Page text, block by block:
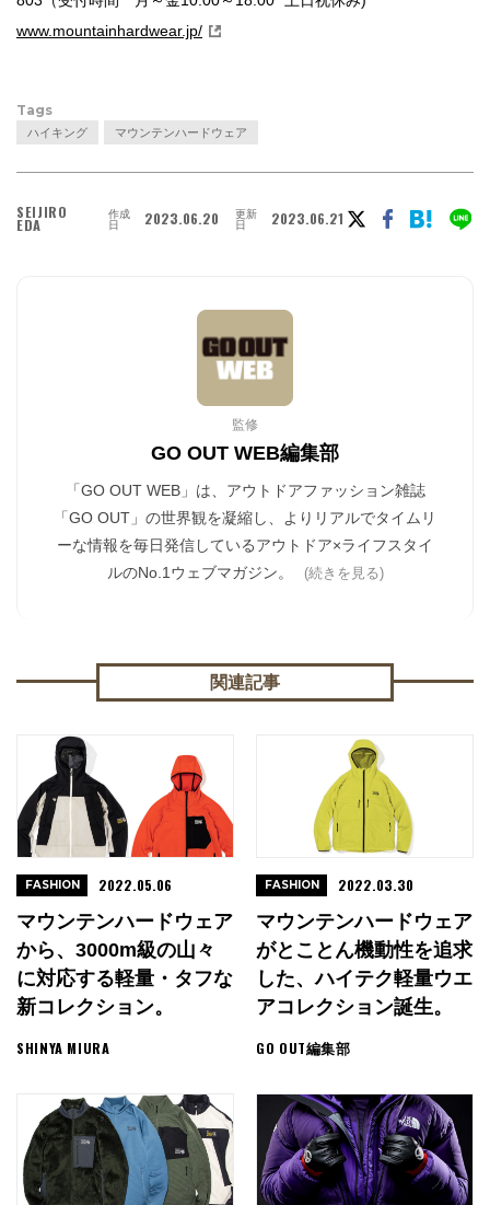
www.mountainhardwear.jp/
Tags
ハイキング マウンテンハードウェア
SEIJIRO
EDA
作成
日 2023.06.20 更新
日 2023.06.21
監修
GO OUT WEB編集部
「GO OUT WEB」は、アウトドアファッション雑誌
「GO OUT」の世界観を凝縮し、よりリアルでタイムリ
ーな情報を毎日発信しているアウトドア×ライフスタイ
ルのNo.1ウェブマガジン。
(続きを見る)
関連記事
マウンテンハードウェア
から、3000m級の山々
に対応する軽量・タフな
新コレクション。
SHINYA MIURA
FASHION 2022.05.06
マウンテンハードウェア
がとことん機動性を追求
した、ハイテク軽量ウエ
アコレクション誕生。
GO OUT編集部
FASHION 2022.03.30